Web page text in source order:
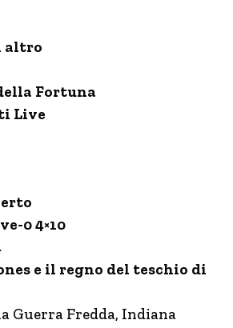
altro
Fortuna
Live
0 4×10
e il regno del teschio di
Guerra Fredda, Indiana